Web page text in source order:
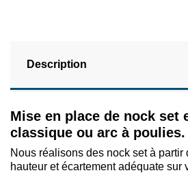
Description
Mise en place de nock set
classique ou arc à poulies.
Nous réalisons des nock set à partir
hauteur et écartement adéquate sur